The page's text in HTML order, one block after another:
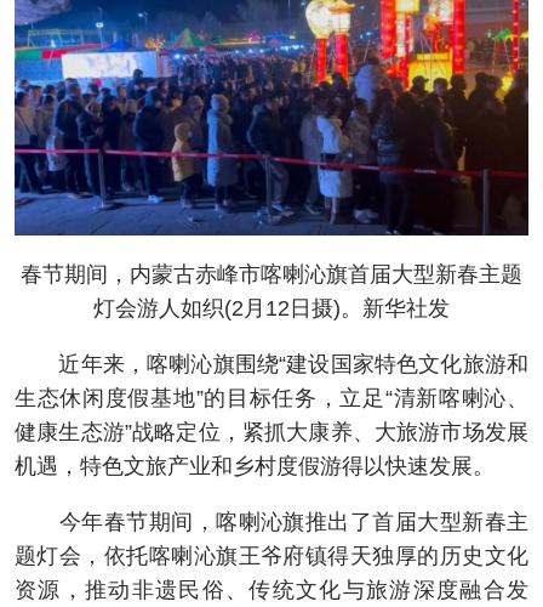
春节期间，内蒙古赤峰市喀喇沁旗首届大型新春主题
灯会游人如织(2月12日摄)。新华社发
近年来，喀喇沁旗围绕“建设国家特色文化旅游和
生态休闲度假基地”的目标任务，立足“清新喀喇沁、
健康生态游”战略定位，紧抓大康养、大旅游市场发展
机遇，特色文旅产业和乡村度假游得以快速发展。
今年春节期间，喀喇沁旗推出了首届大型新春主
题灯会，依托喀喇沁旗王爷府镇得天独厚的历史文化
资源，推动非遗民俗、传统文化与旅游深度融合发